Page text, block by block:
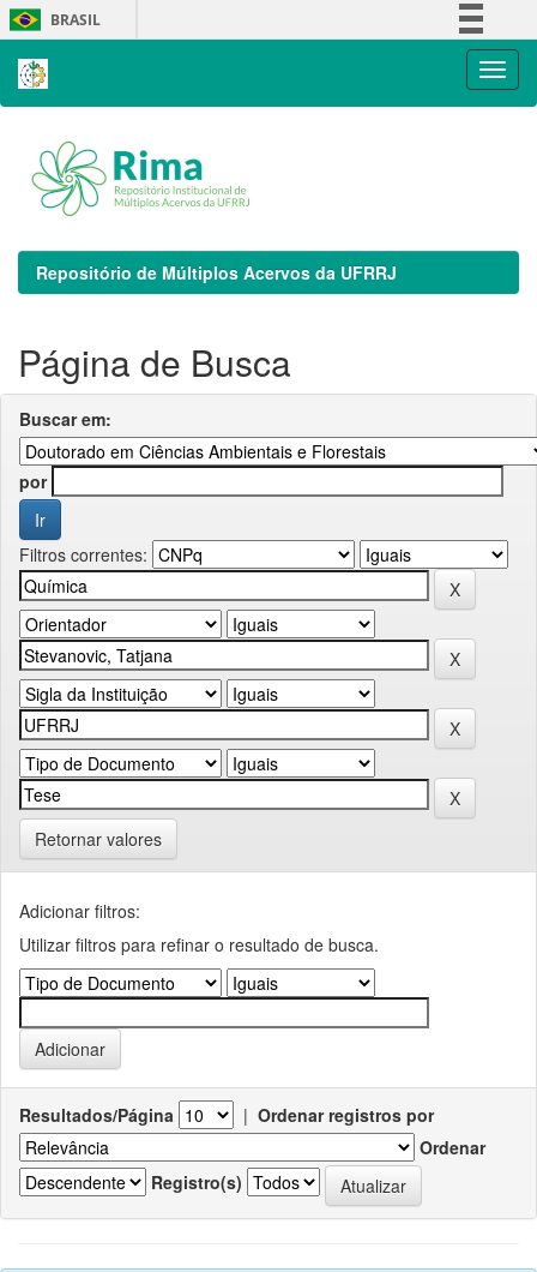
Skip
navigation
BRASIL
Repositório de Múltiplos Acervos da UFRRJ
Página de Busca
Buscar em:
por
Filtros correntes:
Retornar valores
Adicionar filtros:
Utilizar filtros para refinar o resultado de busca.
Resultados/Página | Ordenar registros por
Ordenar
Registro(s)